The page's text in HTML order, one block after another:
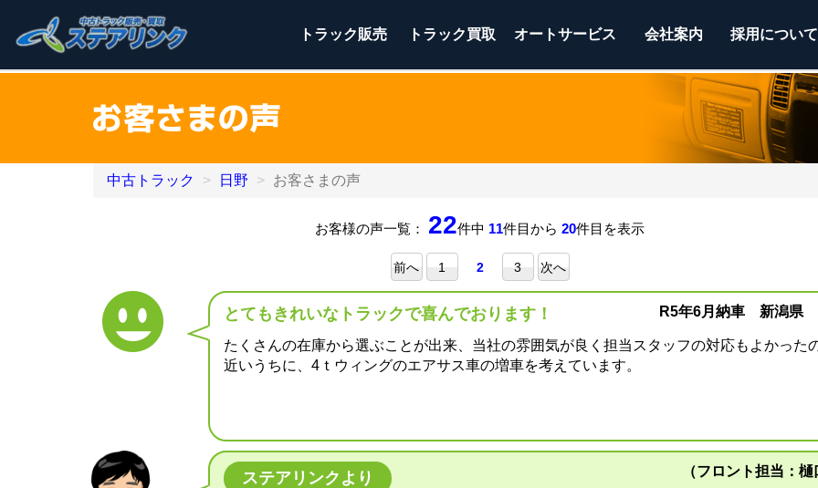
トラック販売 トラック買取 オートサービス 会社案内 採用について
中古トラック 日野 お客さまの声
お客様の声一覧： 22件中 11件目から20件目を表示
前へ 1 2 3 次へ
とてもきれいなトラックで喜んでおります！ R5年6月納車 新潟県
たくさんの在庫から選ぶことが出来、当社の雰囲気が良く担当スタッフの対応もよかった
近いうちに、4ｔウィングのエアサス車の増車を考えています。
ステアリンクより （フロント担当：樋